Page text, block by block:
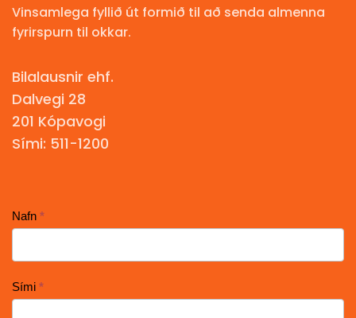
Vinsamlega fyllið út formið til að senda almenna
fyrirspurn til okkar.
Bilalausnir ehf.
Dalvegi 28
201 Kópavogi
Sími: 511-1200
Hafa
Nafn *
Sími *